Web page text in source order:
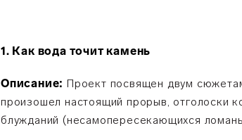
1. Как вода точит камень
Описание: Проект посвящен двум
произошел настоящий прорыв, отголоски
блужданий (несамопересекающихся